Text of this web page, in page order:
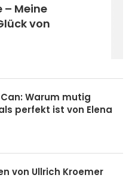
– Meine
von
Can: Warum mutig
perfekt ist von Elena
von Ullrich Kroemer